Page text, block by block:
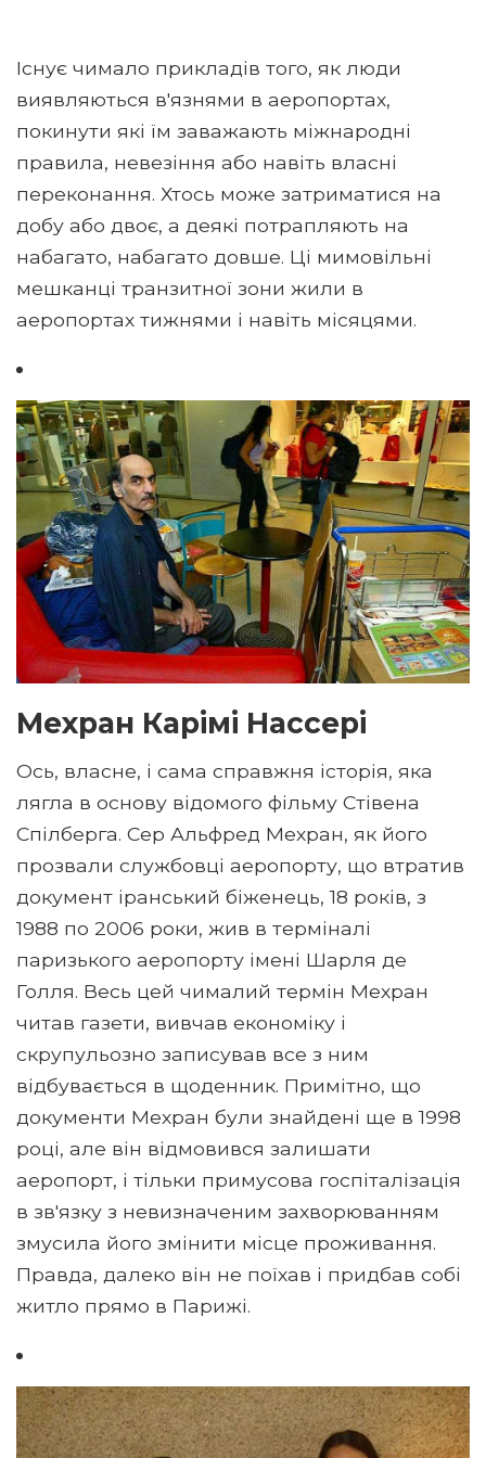
Існує чимало прикладів того, як люди
виявляються в'язнями в аеропортах,
покинути які їм заважають міжнародні
правила, невезіння або навіть власні
переконання. Хтось може затриматися на
добу або двоє, а деякі потрапляють на
набагато, набагато довше. Ці мимовільні
мешканці транзитної зони жили в
аеропортах тижнями і навіть місяцями.
Мехран Карімі Нассері
Ось, власне, і сама справжня історія, яка
лягла в основу відомого фільму Стівена
Спілберга. Сер Альфред Мехран, як його
прозвали службовці аеропорту, що втратив
документ іранський біженець, 18 років, з
1988 по 2006 роки, жив в терміналі
паризького аеропорту імені Шарля де
Голля. Весь цей чималий термін Мехран
читав газети, вивчав економіку і
скрупульозно записував все з ним
відбувається в щоденник. Примітно, що
документи Мехран були знайдені ще в 1998
році, але він відмовився залишати
аеропорт, і тільки примусова госпіталізація
в зв'язку з невизначеним захворюванням
змусила його змінити місце проживання.
Правда, далеко він не поїхав і придбав собі
житло прямо в Парижі.